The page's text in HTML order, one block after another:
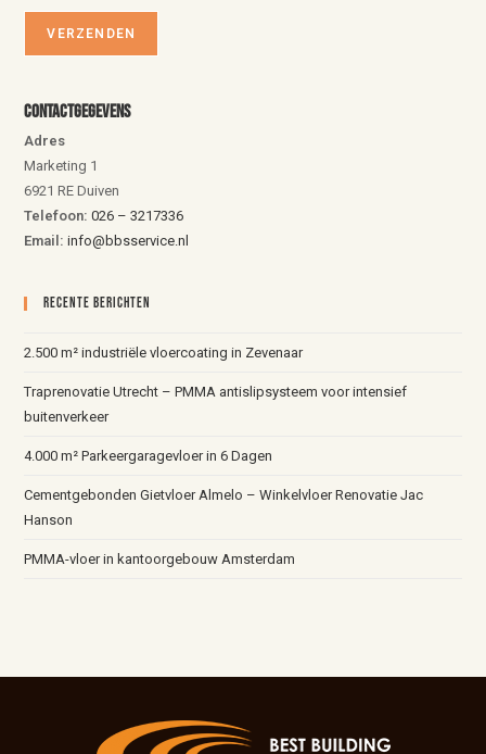
Contactgegevens
Adres
Marketing 1
6921 RE Duiven
Telefoon:026 – 3217336
Email: info@bbsservice.nl
Recente Berichten
2.500 m² industriële vloercoating in Zevenaar
Traprenovatie Utrecht – PMMA antislipsysteem voor intensief
buitenverkeer
4.000 m² Parkeergaragevloer in 6 Dagen
Cementgebonden Gietvloer Almelo – Winkelvloer Renovatie Jac
Hanson
PMMA-vloer in kantoorgebouw Amsterdam